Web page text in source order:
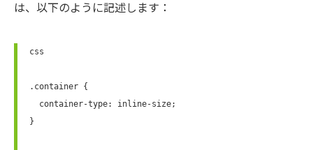
は、以下のように記述します：
css
.container {
}